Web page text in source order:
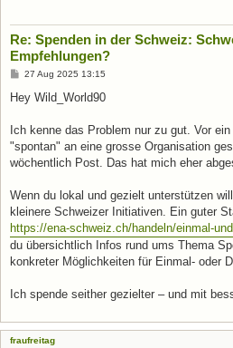
Re: Spenden in der Schweiz:
Empfehlungen?
B
i
a
27 Aug 2025 13:15
Hey Wild_World90
Ich kenne das Problem nur zu gut. Vor
"spontan" an eine grosse Organisation
wöchentlich Post. Das hat mich eher
Wenn du lokal und gezielt unterstützen
kleinere Schweizer Initiativen. Ein guter
https://ena-schweiz.ch/handeln/einmal-
du übersichtlich Infos rund ums Thema
konkreter Möglichkeiten für Einmal- oder
Ich spende seither gezielter – und mit
fraufreitag